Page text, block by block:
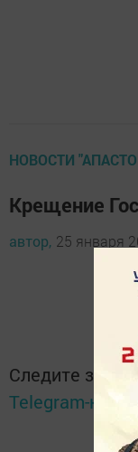
НОВОСТИ
Крещение
автор, 25 января
Следите за
Telegram-канале